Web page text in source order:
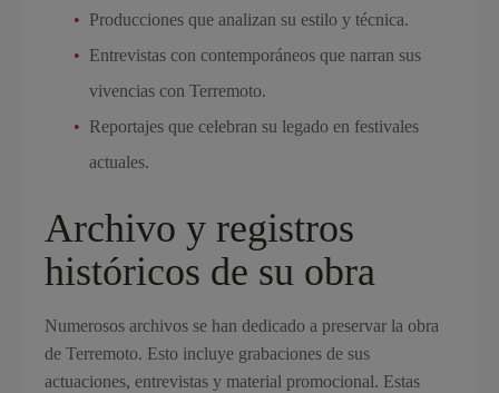
Producciones que analizan su estilo y técnica.
Entrevistas con contemporáneos que narran sus
vivencias con Terremoto.
Reportajes que celebran su legado en festivales
actuales.
Archivo y registros
históricos de su obra
Numerosos archivos se han dedicado a preservar la obra
de Terremoto. Esto incluye grabaciones de sus
actuaciones, entrevistas y material promocional. Estas